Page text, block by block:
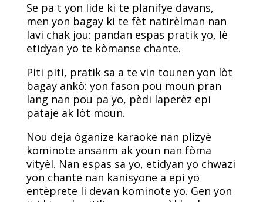
Se pa t yon lide ki te planifye davans,
men yon bagay ki te fèt natirèlman nan
lavi chak jou: pandan espas pratik yo, lè
etidyan yo te kòmanse chante.
Piti piti, pratik sa a te vin tounen yon lòt
bagay ankò: yon fason pou moun pran
lang nan pou pa yo, pèdi laperèz epi
pataje ak lòt moun.
Nou deja òganize karaoke nan plizyè
kominote ansanm ak youn nan fòma
vityèl. Nan espas sa yo, etidyan yo chwazi
yon chante nan kanisyone a epi yo
entèprete li devan kominote yo. Gen yon